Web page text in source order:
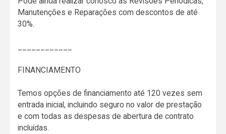
Manutenções e Reparações com descontos de até
30%.
FINANCIAMENTO
Temos opções de financiamento até 120 vezes sem
entrada inicial, incluindo seguro no valor de prestação
e com todas as despesas de abertura de contrato
incluídas.